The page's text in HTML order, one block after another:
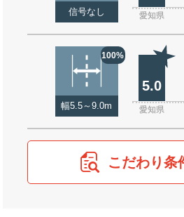
信号なし 愛知県
100%
幅5.5～9.0m
5.0
愛知県
こだわり条